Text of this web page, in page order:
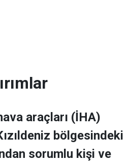
araçları (İHA)
bölgesindeki
sorumlu kişi ve